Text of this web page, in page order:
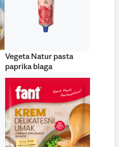
Vegeta Natur pasta
paprika blaga